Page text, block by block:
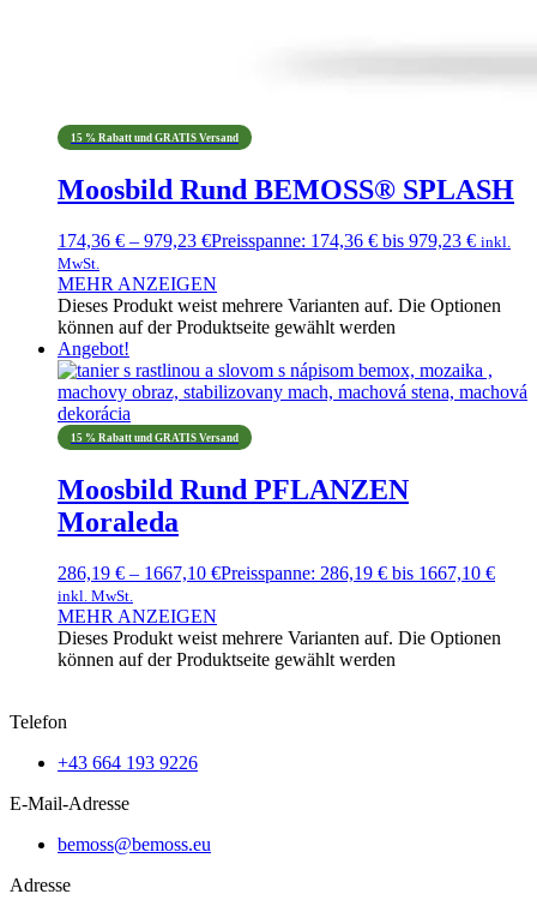
15 % Rabatt und GRATIS Versand
Moosbild Rund BEMOSS® SPLASH
174,36 € – 979,23 €Preisspanne: 174,36 € bis 979,23 € inkl.
MwSt.
MEHR ANZEIGEN
Dieses Produkt weist mehrere Varianten auf. Die Optionen
können auf der Produktseite gewählt werden
Angebot!
15 % Rabatt und GRATIS Versand
Moosbild Rund PFLANZEN
Moraleda
286,19 € – 1667,10 €Preisspanne: 286,19 € bis 1667,10 €
inkl. MwSt.
MEHR ANZEIGEN
Dieses Produkt weist mehrere Varianten auf. Die Optionen
können auf der Produktseite gewählt werden
Telefon
+43 664 193 9226
E-Mail-Adresse
bemoss@bemoss.eu
Adresse